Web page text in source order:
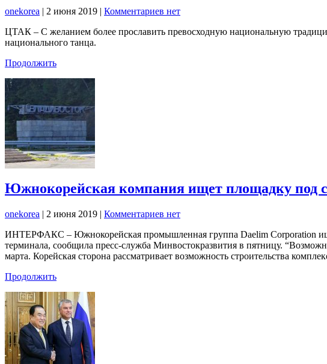
onekorea | 2 июня 2019 | Комментариев нет
ЦТАК – С желанием более прославить превосходную национальную
национального танца.
Продолжить
Южнокорейская компания ищет площадку под
onekorea | 2 июня 2019 | Комментариев нет
ИНТЕРФАКС – Южнокорейская промышленная группа Daelim Corporation
терминала, сообщила пресс-служба Минвостокразвития в пятницу.
марта. Корейская сторона рассматривает возможность строительства
Продолжить